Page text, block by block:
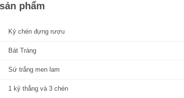
phẩm
Kỷ chén đựng rượu
Bát Tràng
Sứ trắng men lam
1 kỷ thẳng và 3 chén